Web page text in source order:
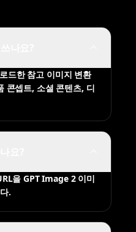
드한 참고 이미지 변환
콘셉트, 소셜 콘텐츠, 디
을 GPT Image 2 이미
.